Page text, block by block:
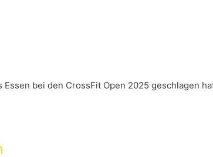
bei den CrossFit Open 2025 geschlagen